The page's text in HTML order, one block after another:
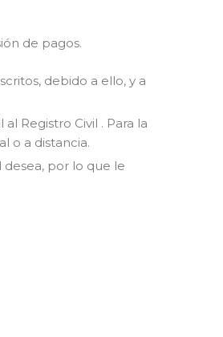
de pagos.
debido a ello, y a
Registro Civil . Para la
o a distancia.
por lo que le